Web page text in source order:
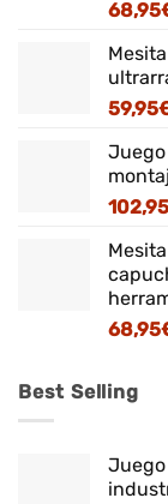
68,95
59,95
Juego
102,95
68,95
Best Selling